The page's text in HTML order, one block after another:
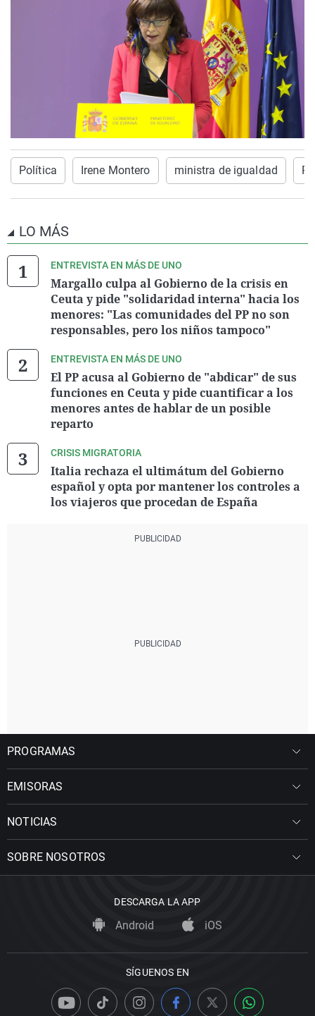
Política Irene Montero ministra de igualdad
LO MÁS
ENTREVISTA EN MÁS DE UNO
Margallo culpa al Gobierno de la crisis en
Ceuta y pide "solidaridad interna" hacia los
menores: "Las comunidades del PP no son
responsables, pero los niños tampoco"
ENTREVISTA EN MÁS DE UNO
El PP acusa al Gobierno de "abdicar" de sus
funciones en Ceuta y pide cuantificar a los
menores antes de hablar de un posible
reparto
CRISIS MIGRATORIA
Italia rechaza el ultimátum del Gobierno
español y opta por mantener los controles a
los viajeros que procedan de España
PROGRAMAS
EMISORAS
NOTICIAS
SOBRE NOSOTROS
DESCARGA LA APP
Android iOS
SÍGUENOS EN